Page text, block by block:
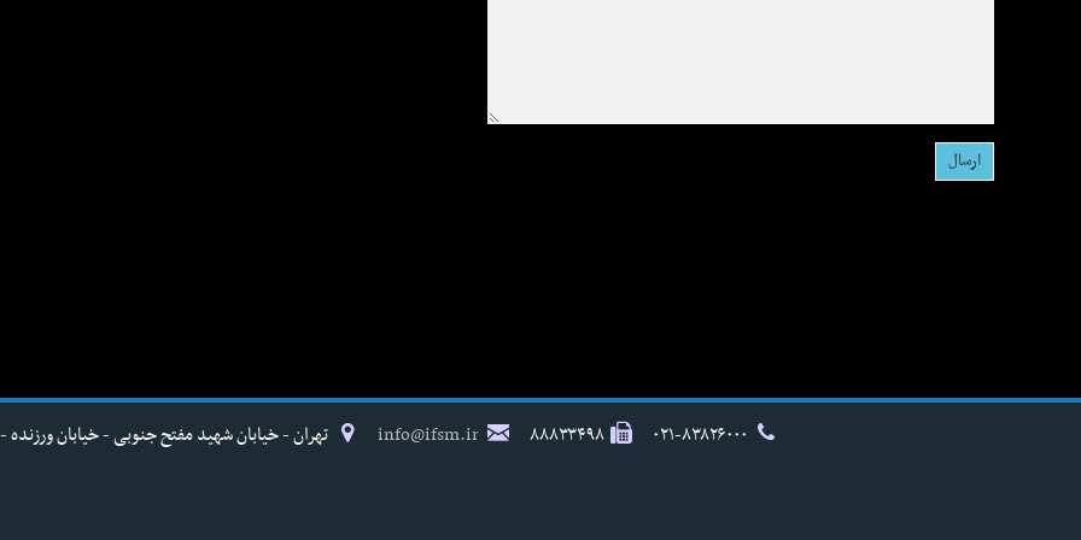
۸۸۸۳۳۴۹۸ info@ifsm.ir تهران - خیابان شهید مفتح جنوبی - خیابان ورزنده - پلاک ۱۷ - فدراسیون